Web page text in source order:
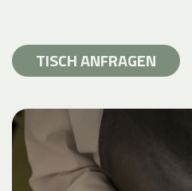
TISCH ANFRAGEN